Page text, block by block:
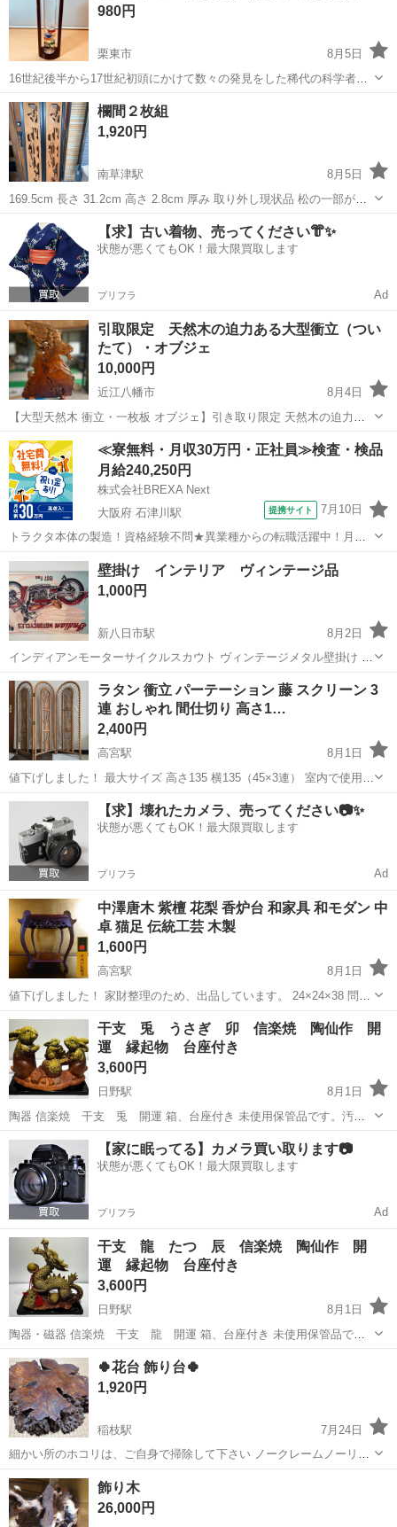
980円
栗東市
8月5日
16世紀後半から17世紀初頭にかけて数々の発見をした稀代の科学者、
イタリアのガリレオ・ガリレイは、液体の比重が温度変化によって変
化すること。 温度が下がることで比重が重くなり、逆に温度が上がる
と比重が軽くなることを発見しまし...
滋賀 栗東市 インテリア雑貨/小物
欄間２枚組
1,920円
南草津駅
8月5日
169.5cm 長さ 31.2cm 高さ 2.8cm 厚み 取り外し現状品 松の一部がカ
ケかもしれません。 ２枚組です。
滋賀 南草津駅 インテリア雑貨/小物 欄間
【求】古い着物、売ってください👘✨
状態が悪くてもOK！最大限買取します
プリフラ Ad
引取限定 天然木の迫力ある大型衝立（つい
たて）・オブジェ
10,000円
近江八幡市
8月4日
【大型天然木 衝立・一枚板 オブジェ】引き取り限定 天然木の迫力あ
る大型衝立（ついたて）・オブジェです。 存在感があり、和風旅館、
飲食店、古民家、店舗ディスプレイ、応接室などのインテリアとして
おすすめです。自然木ならではの木...
滋賀 近江八幡市 インテリア雑貨/小物
≪寮無料・月収30万円・正社員≫検査・検品
月給240,250円
株式会社BREXA Next
大阪府 石津川駅
提携サイト 7月10日
トラクタ本体の製造！資格経験不問★異業種からの転職活躍中！月収
例29万円以上！生活支援物資事前対応可◎即日入寮OK！寮費はずっと
無料＆備品付き1R寮完備！赴任旅費会社負担！工場まで無料送迎あり
◎《大阪府堺市》 人気の工場の...
大阪 堺市 石津川駅 その他
壁掛け インテリア ヴィンテージ品
1,000円
新八日市駅
8月2日
インディアンモーターサイクルスカウト ヴィンテージメタル壁掛け -
素材: メタル - サイズ: 約30x42.5cm ⚠️中古品に付き劣化損傷汚れや 歪
みがございます。 神経質な方はお控えください ご覧いただきありが...
滋賀 東近江市 新八日市駅 インテリア雑貨/小物
ヴィンテージ
ラタン 衝立 パーテーション 藤 スクリーン 3
連 おしゃれ 間仕切り 高さ1…
2,400円
高宮駅
8月1日
値下げしました！ 最大サイズ 高さ135 横135（45×3連） 室内で使用し
ていました。 【購入希望の方は取引希望日時をお知らせください】
滋賀 彦根市 高宮駅 インテリア雑貨/小物 衝立
【求】壊れたカメラ、売ってください📷✨
状態が悪くてもOK！最大限買取します
プリフラ Ad
中澤唐木 紫檀 花梨 香炉台 和家具 和モダン 中
卓 猫足 伝統工芸 木製
1,600円
高宮駅
8月1日
値下げしました！ 家財整理のため、出品しています。 24×24×38 問い
合わせの際は取引可能日時をお知らせください。
滋賀 彦根市 高宮駅 インテリア雑貨/小物 和家具
干支 兎 うさぎ 卯 信楽焼 陶仙作 開
運 縁起物 台座付き
3,600円
日野駅
8月1日
陶器 信楽焼 干支 兎 開運 箱、台座付き 未使用保管品です。汚れ
等が多少あります。 画像の物は全てです。 箱のサイズ:約
37.5×17×37.5(cm) 素人採寸の為、寸法等の多少誤差はご容赦下さいま
せ。 重量...
滋賀 蒲生郡 日野駅 インテリア雑貨/小物 干支
【家に眠ってる】カメラ買い取ります📷
状態が悪くてもOK！最大限買取します
プリフラ Ad
干支 龍 たつ 辰 信楽焼 陶仙作 開
運 縁起物 台座付き
3,600円
日野駅
8月1日
陶器・磁器 信楽焼 干支 龍 開運 箱、台座付き 未使用保管品で
す。汚れ等が多少あります。 画像の物は全てです。 箱のサイズ:約
35.5×18×35.5(cm) 素人採寸の為、寸法等の多少誤差はご容赦下さいま
せ。 ...
滋賀 蒲生郡 日野駅 インテリア雑貨/小物
🍀花台 飾り台🍀
1,920円
稲枝駅
7月24日
細かい所のホコリは、ご自身で掃除して下さい ノークレームノーリタ
ーンでお願いします
滋賀 彦根市 稲枝駅
飾り木
26,000円